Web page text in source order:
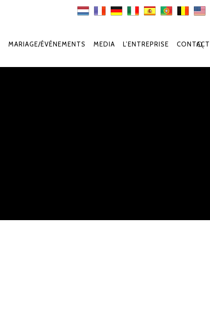
MARIAGE/ÉVÉNEMENTS MEDIA L’ENTREPRISE CONTACT